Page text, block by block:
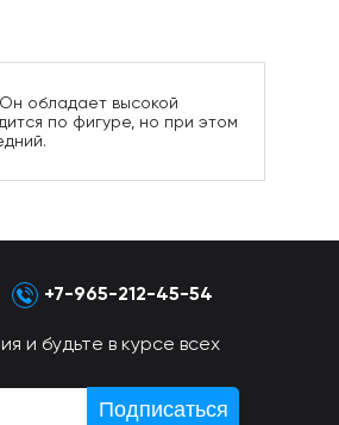
Он обладает высокой
по фигуре, но при этом
+7-965-212-45-54
и будьте в курсе всех